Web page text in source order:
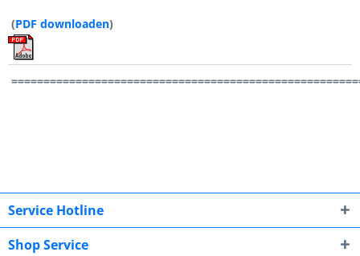
(PDF downloaden)
Service Hotline
Shop Service